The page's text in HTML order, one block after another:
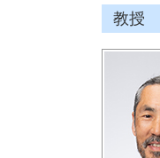
教授